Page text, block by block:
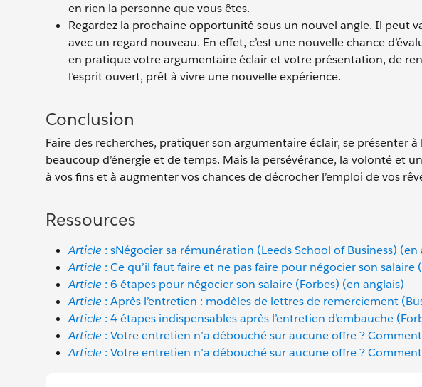
en rien la personne que vous êtes.
Regardez la prochaine opportunité sous un nouvel angle. Il peut
avec un regard nouveau. En effet, c’est une nouvelle chance
en pratique votre argumentaire éclair et votre présentation, de
l’esprit ouvert, prêt à vivre une nouvelle expérience.
Conclusion
Faire des recherches, pratiquer son argumentaire éclair, se présenter
beaucoup d’énergie et de temps. Mais la persévérance, la volonté et
à vos fins et à augmenter vos chances de décrocher l’emploi de vos
Ressources
Article : sNégocier sa rémunération (Leeds School of Business) (en
Article : Ce qu’il faut faire et ne pas faire pour négocier son salaire
Article : 6 étapes pour négocier son salaire (Forbes) (en anglais)
Article : Après l’entretien : modèles de lettres de remerciement
Article : 4 étapes indispensables après l’entretien d’embauche
Article : Votre entretien n’a débouché sur aucune offre ?
Article : Votre entretien n’a débouché sur aucune offre ?